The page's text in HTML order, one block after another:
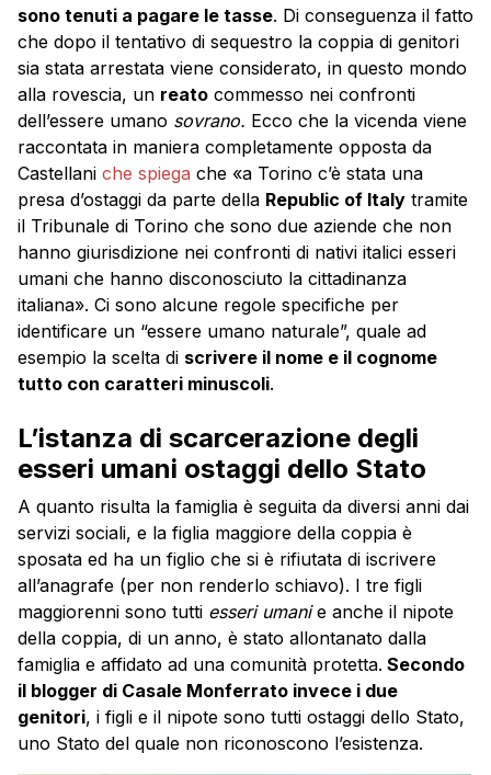
sono tenuti a pagare le tasse. Di conseguenza il fatto
che dopo il tentativo di sequestro la coppia di genitori
sia stata arrestata viene considerato, in questo mondo
alla rovescia, un reato commesso nei confronti
dell’essere umano sovrano. Ecco che la vicenda viene
raccontata in maniera completamente opposta da
Castellani che spiega che «a Torino c’è stata una
presa d’ostaggi da parte della Republic of Italy tramite
il Tribunale di Torino che sono due aziende che non
hanno giurisdizione nei confronti di nativi italici esseri
umani che hanno disconosciuto la cittadinanza
italiana». Ci sono alcune regole specifiche per
identificare un “essere umano naturale”, quale ad
esempio la scelta di scrivere il nome e il cognome
tutto con caratteri minuscoli.
L’istanza di scarcerazione degli
esseri umani ostaggi dello Stato
A quanto risulta la famiglia è seguita da diversi anni dai
servizi sociali, e la figlia maggiore della coppia è
sposata ed ha un figlio che si è rifiutata di iscrivere
all’anagrafe (per non renderlo schiavo). I tre figli
maggiorenni sono tutti esseri umanie anche il nipote
della coppia, di un anno, è stato allontanato dalla
famiglia e affidato ad una comunità protetta. Secondo
il blogger di Casale Monferrato invece i due
genitori, i figli e il nipote sono tutti ostaggi dello Stato,
uno Stato del quale non riconoscono l’esistenza.